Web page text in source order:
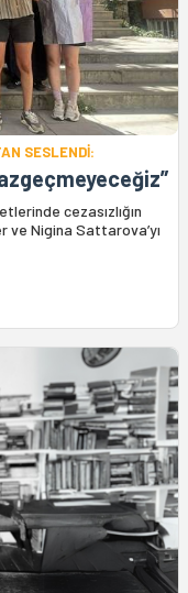
SESLENDİ:
cezasızlığın
ve Nigina Sattarova’yı